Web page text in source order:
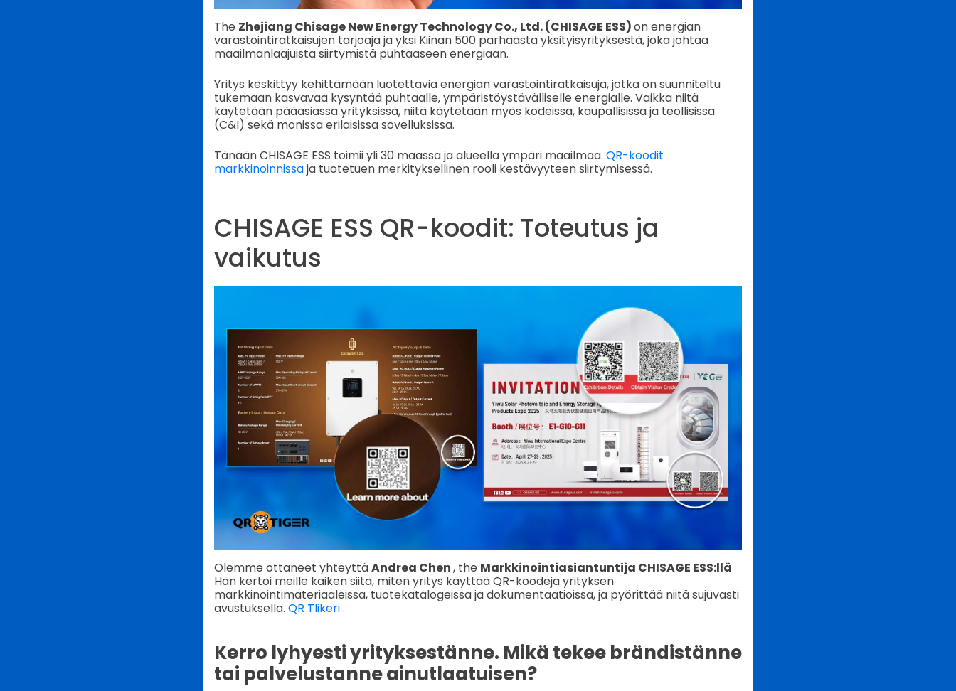
The Zhejiang Chisage New Energy Technology Co., Ltd. (CHISAGE ESS)on energian
varastointiratkaisujen tarjoaja ja yksi Kiinan 500 parhaasta yksityisyrityksestä, joka johtaa
maailmanlaajuista siirtymistä puhtaaseen energiaan.
Yritys keskittyy kehittämään luotettavia energian varastointiratkaisuja, jotka on suunniteltu
tukemaan kasvavaa kysyntää puhtaalle, ympäristöystävälliselle energialle. Vaikka niitä
käytetään pääasiassa yrityksissä, niitä käytetään myös kodeissa, kaupallisissa ja teollisissa
(C&I) sekä monissa erilaisissa sovelluksissa.
Tänään CHISAGE ESS toimii yli 30 maassa ja alueella ympäri maailmaa. QR-koodit
markkinoinnissaja tuotetuen merkityksellinen rooli kestävyyteen siirtymisessä.
CHISAGE ESS QR-koodit: Toteutus ja
vaikutus
Olemme ottaneet yhteyttäAndrea Chen, the Markkinointiasiantuntija CHISAGE ESS:llä
Hän kertoi meille kaiken siitä, miten yritys käyttää QR-koodeja yrityksen
markkinointimateriaaleissa, tuotekatalogeissa ja dokumentaatioissa, ja pyörittää niitä sujuvasti
avustuksella. QR TIikeri.
Kerro lyhyesti yrityksestänne. Mikä tekee brändistänne
tai palvelustanne ainutlaatuisen?